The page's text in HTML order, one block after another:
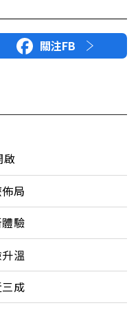
關注FB
啟
局
驗
溫
成